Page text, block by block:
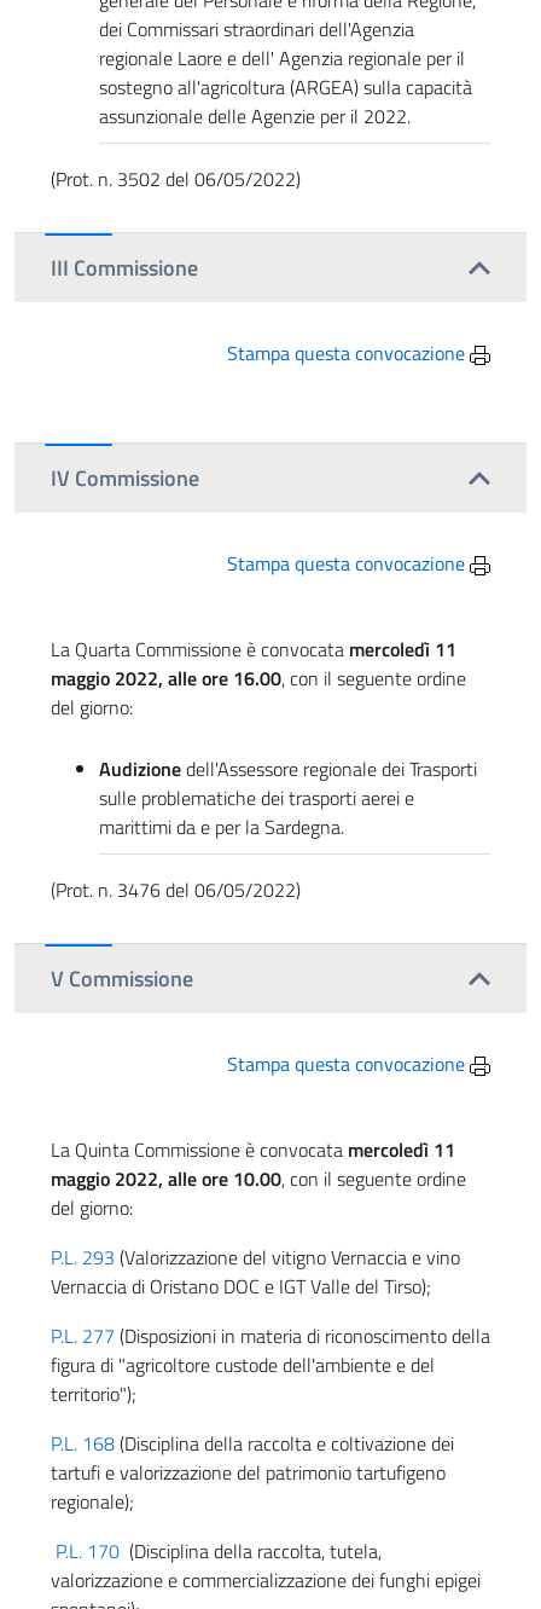
dei Commissari straordinari dell'Agenzia
regionale Laore e dell' Agenzia regionale per il
sostegno all'agricoltura (ARGEA) sulla capacità
assunzionale delle Agenzie per il 2022.
(Prot. n. 3502 del 06/05/2022)
III Commissione
Stampa questa convocazione
IV Commissione
Stampa questa convocazione
La Quarta Commissione è convocata mercoledì 11
maggio 2022, alle ore 16.00, con il seguente ordine
del giorno:
Audizionedell'Assessore regionale dei Trasporti
sulle problematiche dei trasporti aerei e
marittimi da e per la Sardegna.
(Prot. n. 3476 del 06/05/2022)
V Commissione
Stampa questa convocazione
La Quinta Commissione è convocata mercoledì 11
maggio 2022, alle ore 10.00, con il seguente ordine
del giorno:
P.L. 293 (Valorizzazione del vitigno Vernaccia e vino
Vernaccia di Oristano DOC e IGT Valle del Tirso);
P.L. 277 (Disposizioni in materia di riconoscimento della
figura di "agricoltore custode dell'ambiente e del
territorio");
P.L. 168(Disciplina della raccolta e coltivazione dei
tartufi e valorizzazione del patrimonio tartufigeno
regionale);
P.L. 170 (Disciplina della raccolta, tutela,
valorizzazione e commercializzazione dei funghi epigei